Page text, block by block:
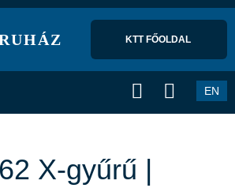
KTT FŐOLDAL
EN
X-gyűrű |